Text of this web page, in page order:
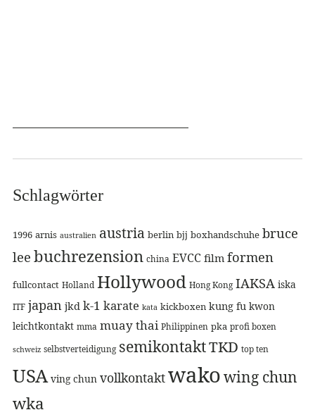
Schlagwörter
1996 arnis australien austria berlin bjj boxhandschuhe bruce
lee buchrezension china EVCC film formen
fullcontact Holland Hollywood Hong Kong IAKSA iska
ITF japan jkd k-1 karate kata kickboxen kung fu kwon
leichtkontakt mma muay thai Philippinen pka profi boxen
schweiz selbstverteidigung semikontaktTKD top ten
USA ving chun vollkontaktwakowing chun
wka